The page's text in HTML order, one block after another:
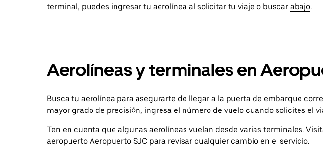
terminal, puedes ingresar tu aerolínea al solicitar tu viaje o buscar abajo.
Aerolíneas y terminales en
Busca tu aerolínea para asegurarte de llegar a la puerta de embarque
mayor grado de precisión, ingresa el número de vuelo cuando solicites el
Ten en cuenta que algunas aerolíneas vuelan desde varias terminales.
aeropuerto Aeropuerto SJC para revisar cualquier cambio en el servicio.